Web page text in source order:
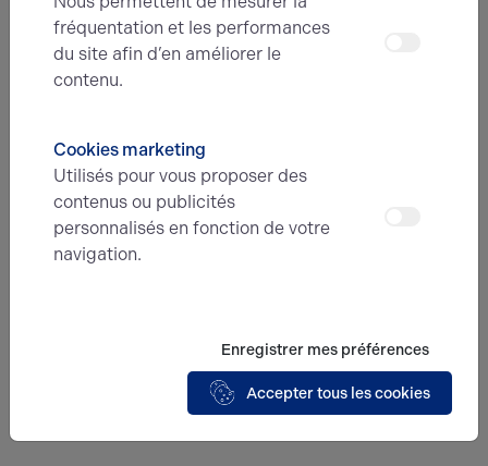
Message
En soumettant ce formulaire, j'accepte que
fréquentation et les performances
du site afin d’en améliorer le
contenu.
Cookies marketing
Utilisés pour vous proposer des
contenus ou publicités
personnalisés en fonction de votre
navigation.
Enregistrer mes préférences
Accepter tous les cookies